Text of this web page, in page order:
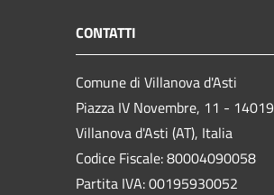
CONTATTI
Comune di Villanova d'Asti
Piazza IV Novembre, 11 - 14019
Villanova d'Asti (AT), Italia
Codice Fiscale: 80004090058
Partita IVA: 00195930052